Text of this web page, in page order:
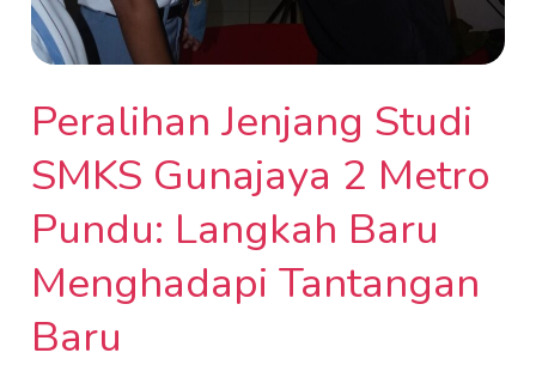
Peralihan Jenjang Studi
SMKS Gunajaya 2 Metro
Pundu: Langkah Baru
Menghadapi Tantangan
Baru
Tantangan
Baru